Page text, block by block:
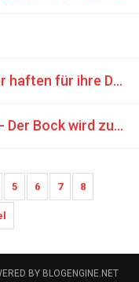
Achtung Einsturzgefahr - Bürger haften für ihre Demokratie
Facebook Fake News Kontrolle - Der Bock wird zum Gärtner gemacht
5 6 7 8
BY BLOGENGINE.NET